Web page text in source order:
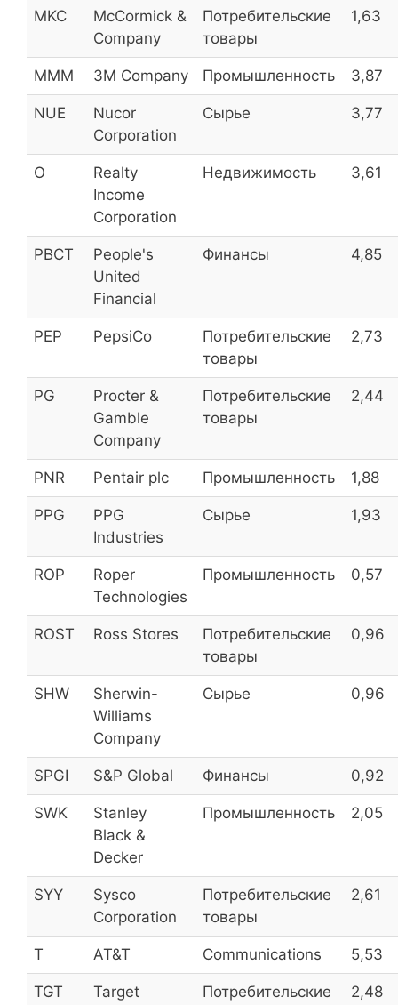
КГК (прив.) KGKC_p
ТГК №1 ОАО
Мордовэнергосбыт MRSB
Globaltrak
Полюс
Бест Эффортс Банк
Соликамский магниевый
Банк Санкт-Петербург BSPB
Кубанская энергосбытовая
НОВАТЭК NVTK
Интер РАО ЕЭС ОАО IRAO
Банк Приморье
Иркут IRKT
Safmar Fin
Аэрофлот
ТРК ОАО (прив.) TORS_p
Акрон AKRN
Распадская RASP
MKC
McCormick &
Company
Потребительские
товары
1,63
MMM 3M Company Промышленность 3,87
NUE
Nucor
Corporation
Сырье 3,77
O
Realty
Income
Corporation
Недвижимость 3,61
PBCT
People's
United
Financial
Финансы 4,85
PEP PepsiCo
Потребительские
товары
2,73
PG
Procter &
Gamble
Company
Потребительские
товары
2,44
PNR Pentair plc Промышленность 1,88
PPG
PPG
Industries
Сырье 1,93
ROP
Roper
Technologies
Промышленность 0,57
ROST Ross Stores
Потребительские
товары
0,96
SHW
Sherwin-
Williams
Company
Сырье 0,96
SPGI S&P Global Финансы 0,92
SWK
Stanley
Black &
Decker
Промышленность 2,05
SYY
Sysco
Corporation
Потребительские
товары
2,61
T AT&T Communications 5,53
TGT
Target
Потребительские
2,48